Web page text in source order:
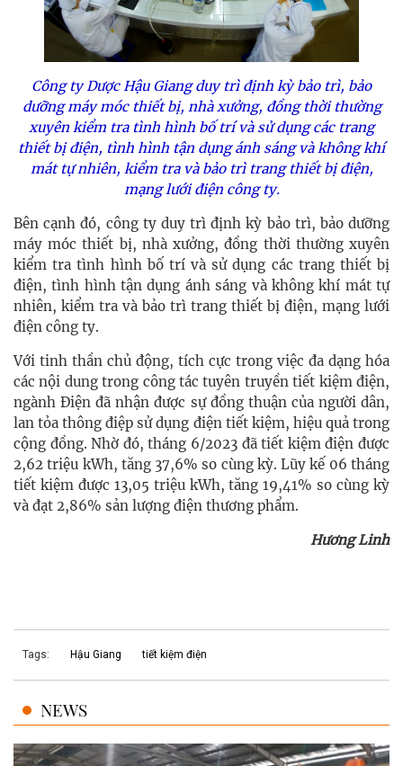
Công tyDược Hậu Giangduy trì định kỳ bảo trì, bảo
dưỡng máy móc thiết bị, nhà xưởng, đồng thời thường
xuyên kiểm tra tình hình bố trí và sử dụng các trang
thiết bị điện, tình hình tận dụng ánh sáng và không khí
mát tự nhiên, kiểm tra và bảo trì trang thiết bị điện,
mạng lưới điện công ty.
Bên cạnh đó, công ty duy trì định kỳ bảo trì, bảo dưỡng
máy móc thiết bị, nhà xưởng, đồng thời thường xuyên
kiểm tra tình hình bố trí và sử dụng các trang thiết bị
điện, tình hình tận dụng ánh sáng và không khí mát tự
nhiên, kiểm tra và bảo trì trang thiết bị điện, mạng lưới
điện công ty.
Với tinh thần chủ động, tích cực trong việc đa dạng hóa
các nội dung trong công tác tuyên truyền tiết kiệm điện,
ngành Điện đã nhận được sự đồng thuận của người dân,
lan tỏa thông điệp sử dụng điện tiết kiệm, hiệu quả trong
cộng đồng. Nhờ đó, tháng 6/2023 đã tiết kiệm điện được
2,62 triệu kWh, tăng 37,6% so cùng kỳ. Lũy kế 06 tháng
tiết kiệm được 13,05 triệu kWh, tăng 19,41% so cùng kỳ
và đạt 2,86% sản lượng điện thương phẩm.
Hương Linh
Tags: Hậu Giang tiết kiệm điện
NEWS